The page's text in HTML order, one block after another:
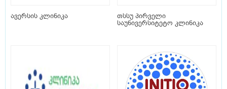
ავერსის კლინიკა
თსსუ პირველი
საუნივერსიტეტო კლინიკა